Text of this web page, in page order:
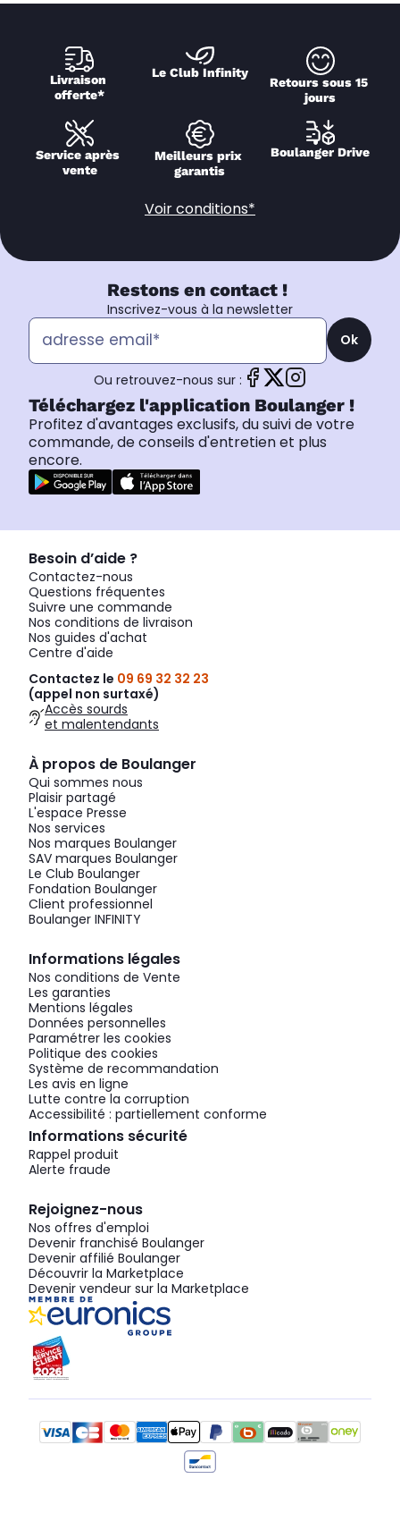
Livraison
offerte*
Le Club Infinity
Retours sous 15
jours
Service après
vente
Meilleurs prix
garantis
Boulanger Drive
Voir conditions*
Restons en contact !
Inscrivez-vous à la newsletter
Ok
Ou retrouvez-nous sur :
Téléchargez l'application Boulanger !
Profitez d'avantages exclusifs, du suivi de votre
commande, de conseils d'entretien et plus
encore.
Besoin d’aide ?
Contactez-nous
Questions fréquentes
Suivre une commande
Nos conditions de livraison
Nos guides d'achat
Centre d'aide
Contactez le 09 69 32 32 23
(appel non surtaxé)
Accès sourds
et malentendants
À propos de Boulanger
Qui sommes nous
Plaisir partagé
L'espace Presse
Nos services
Nos marques Boulanger
SAV marques Boulanger
Le Club Boulanger
Fondation Boulanger
Client professionnel
Boulanger INFINITY
Informations légales
Nos conditions de Vente
Les garanties
Mentions légales
Données personnelles
Paramétrer les cookies
Politique des cookies
Système de recommandation
Les avis en ligne
Lutte contre la corruption
Accessibilité : partiellement conforme
Informations sécurité
Rappel produit
Alerte fraude
Rejoignez-nous
Nos offres d'emploi
Devenir franchisé Boulanger
Devenir affilié Boulanger
Découvrir la Marketplace
Devenir vendeur sur la Marketplace